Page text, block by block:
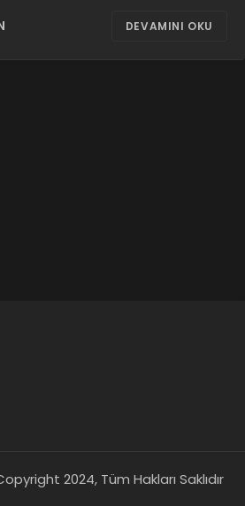
DEVAMINI OKU
2024, Tüm Hakları Saklıdır